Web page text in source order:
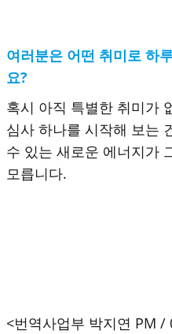
여러분은 어떤 취미로 하
요?
혹시 아직 특별한 취미가
심사 하나를 시작해 보는
수 있는 새로운 에너지가
모릅니다.
<번역사업부 박지연 PM